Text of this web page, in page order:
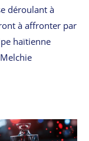
déroulant à
à affronter par
haïtienne